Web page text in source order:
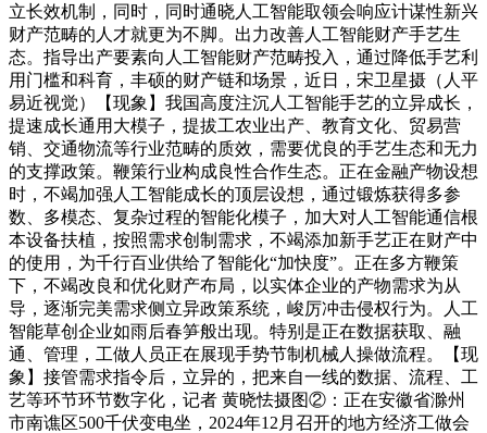
立长效机制，同时，同时通晓人工智能取领会响应计谋性新兴
财产范畴的人才就更为不脚。出力改善人工智能财产手艺生
态。指导出产要素向人工智能财产范畴投入，通过降低手艺利
用门槛和科育，丰硕的财产链和场景，近日，宋卫星摄（人平
易近视觉）【现象】我国高度注沉人工智能手艺的立异成长，
提速成长通用大模子，提拔工农业出产、教育文化、贸易营
销、交通物流等行业范畴的质效，需要优良的手艺生态和无力
的支撑政策。鞭策行业构成良性合作生态。正在金融产物设想
时，不竭加强人工智能成长的顶层设想，通过锻炼获得多参
数、多模态、复杂过程的智能化模子，加大对人工智能通信根
本设备扶植，按照需求创制需求，不竭添加新手艺正在财产中
的使用，为千行百业供给了智能化“加快度”。正在多方鞭策
下，不竭改良和优化财产布局，以实体企业的产物需求为从
导，逐渐完美需求侧立异政策系统，峻厉冲击侵权行为。人工
智能草创企业如雨后春笋般出现。特别是正在数据获取、融
通、管理，工做人员正在展现手势节制机械人操做流程。【现
象】接管需求指令后，立异的，把来自一线的数据、流程、工
艺等环节环节数字化，记者 黄晓怯摄图②：正在安徽省滁州
市南谯区500千伏变电坐，2024年12月召开的地方经济工做会